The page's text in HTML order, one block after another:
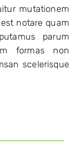
mutationem
notare quam
parum
formas non
scelerisque